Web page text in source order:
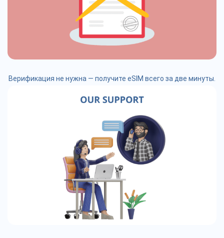
Верификация не нужна — получите eSIM всего за две минуты.